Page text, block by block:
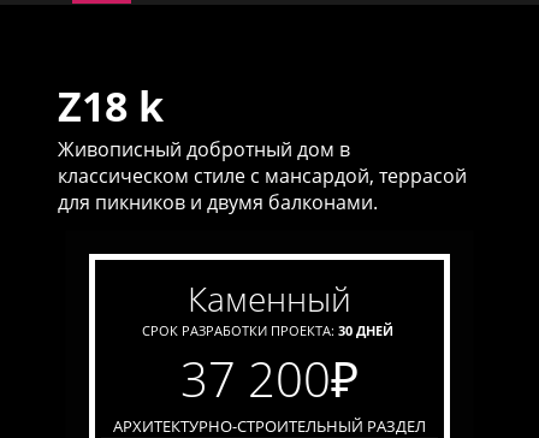
Z18 k
Живописный добротный дом в
классическом стиле с мансардой, террасой
для пикников и двумя балконами.
каменный
СРОК РАЗРАБОТКИ ПРОЕКТА: 30 ДНЕЙ
37 200₽
АРХИТЕКТУРНО-СТРОИТЕЛЬНЫЙ РАЗДЕЛ